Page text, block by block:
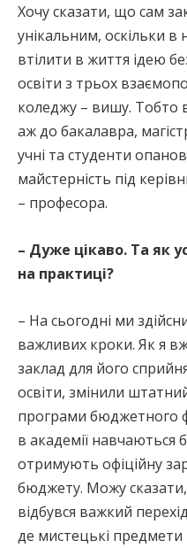
Хочу сказати, що сам
унікальним, оскільки
втілити в життя ідею
освіти з трьох
коледжу – вишу. Тобто
аж до бакалавра,
учні та студенти
майстерність під
– професора.
– Дуже цікаво. Та як
на практиці?
– На сьогодні ми
важливих кроки. Як я
заклад для його
освіти, змінили
програми бюджетного
в академії навчаються
отримують офіційну
бюджету. Можу
відбувся важкий
де мистецькі предмети